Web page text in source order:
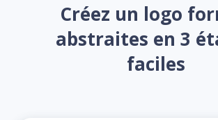
Créez un logo
abstraites en 3
faciles